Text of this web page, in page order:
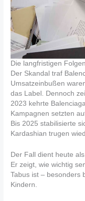
Die langfristigen
Der Skandal traf
Umsatzeinbußen
das Label. Dennoch
2023 kehrte
Kampagnen setzten
Bis 2025 stabilisierte
Kardashian trugen
Der Fall dient heute
Er zeigt, wie wichtig
Tabus ist – besonders
Kindern.